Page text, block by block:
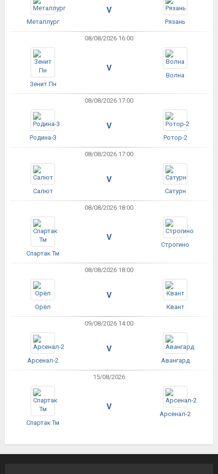
Металлург
V
Рязань
08/08/2026 16:00
Зенит Пн
V
Волна
08/08/2026 17:00
Родина-3
V
Ротор-2
08/08/2026 17:00
Салют
V
Сатурн
08/08/2026 18:00
Спартак Тм
V
Строгино
08/08/2026 18:00
Орёл
V
Квант
09/08/2026 14:00
Арсенал-2
V
Авангард
15/08/2026
Спартак Тм
V
Арсенал-2